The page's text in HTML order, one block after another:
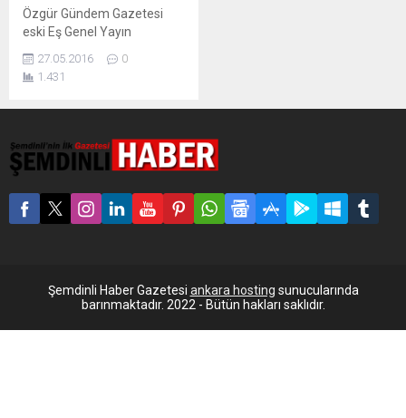
Özgür Gündem Gazetesi
eski Eş Genel Yayın
eski Yazı İşleri Müdürü
Reyhan ayrı ayrı 3 yıl 9 ay
Eş Genel Yayın Yönetmeni
Eren Keskin ve eski Yazı
İşleri Müdürü Reyhan Çapan
hakkında gazetede
yayınlanan haber ve
27.05.2016
0
1.431
Şemdinli Haber Gazetesi ankara hosting sunucularında
barınmaktadır. 2022 - Bütün hakları saklıdır.